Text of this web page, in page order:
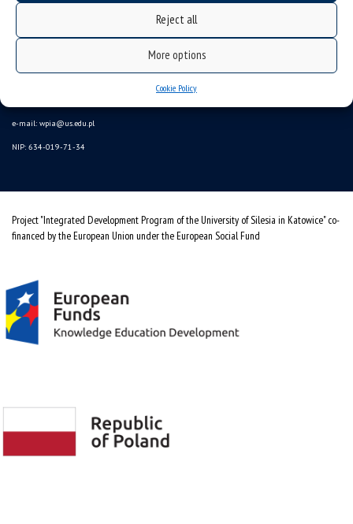
Reject all
More options
Cookie Policy
ul. Bankowa 11b, 40-007 Katowice, Poland
e-mail: wpia@us.edu.pl
NIP: 634-019-71-34
Project "Integrated Development Program of the University of Silesia in Katowice" co-
financed by the European Union under the European Social Fund